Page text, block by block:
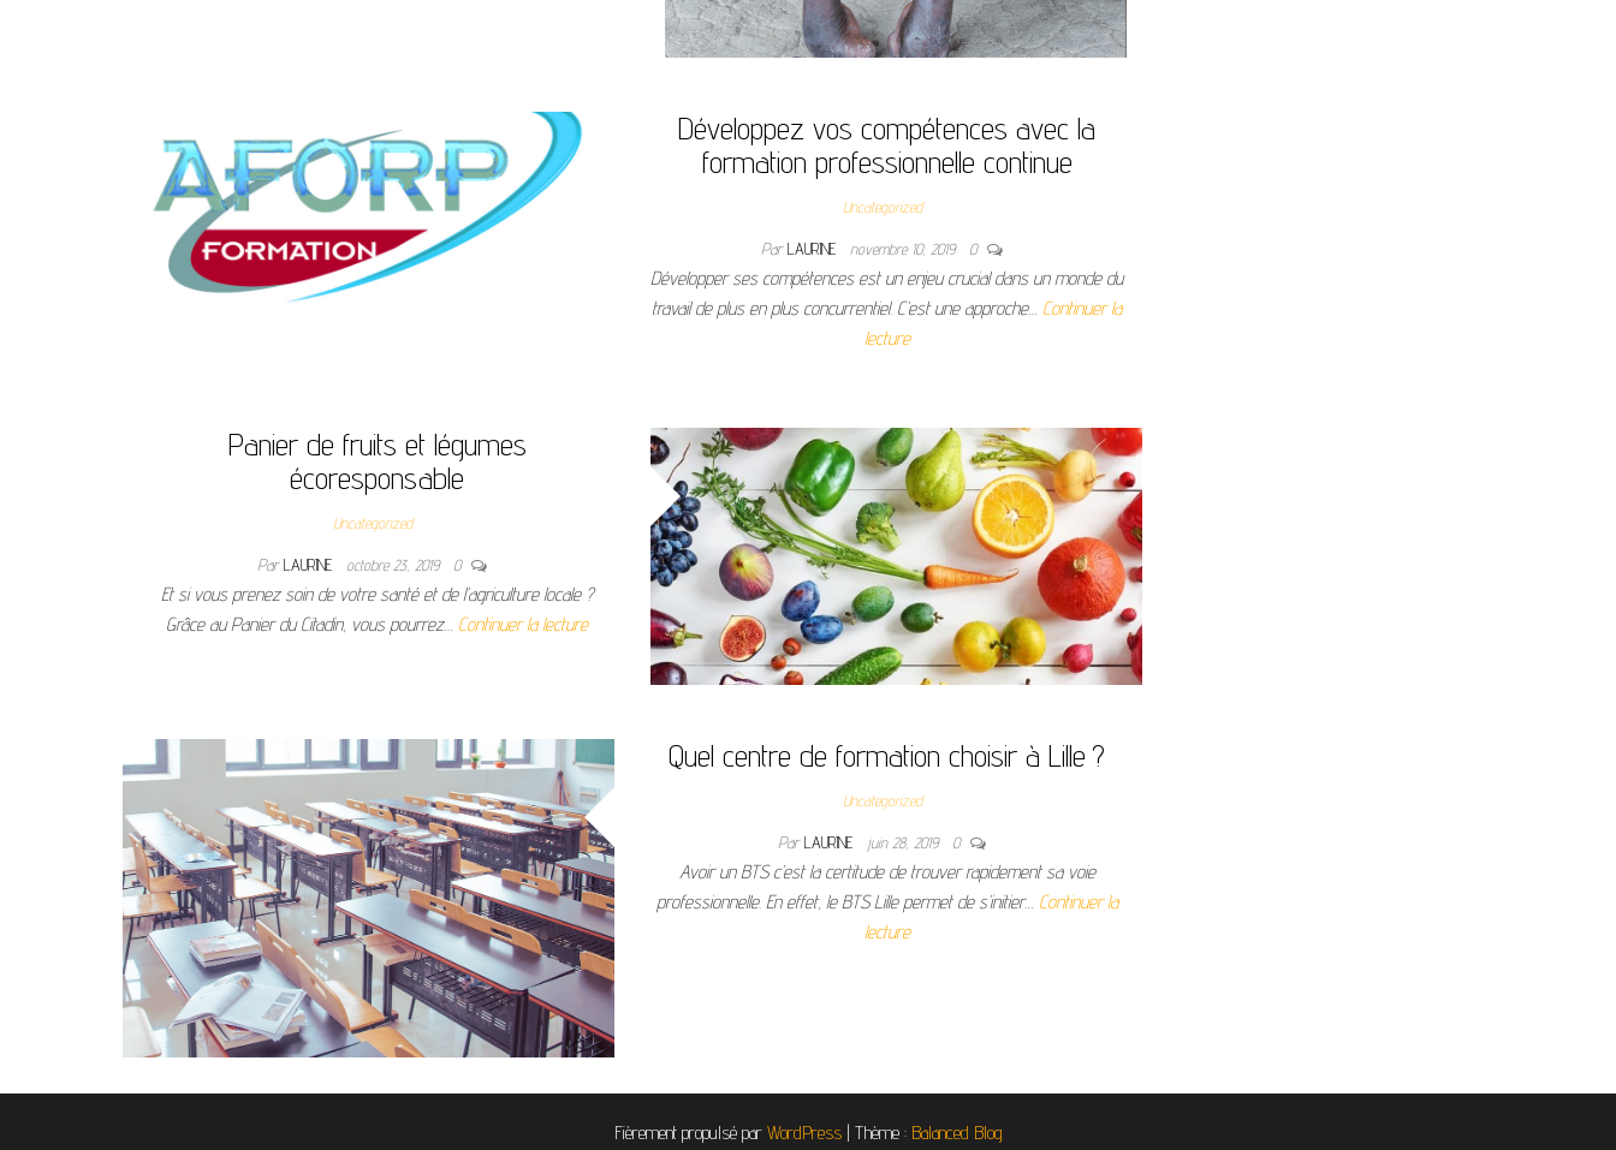
Développez vos compétences avec la
formation professionnelle continue
Uncategorized
ParLAURINE novembre 10, 2019 0
Développer ses compétences est un enjeu crucial dans un monde du
travail de plus en plus concurrentiel. C’est une approche… Continuer la
lecture
Panier de fruits et légumes
écoresponsable
Uncategorized
ParLAURINE octobre 23, 2019 0
Et si vous prenez soin de votre santé et de l’agriculture locale ?
Grâce au Panier du Citadin, vous pourrez… Continuer la lecture
Quel centre de formation choisir à Lille ?
Uncategorized
ParLAURINE juin 28, 2019 0
Avoir un BTS c’est la certitude de trouver rapidement sa voie
professionnelle. En effet, le BTS Lille permet de s’initier… Continuer la
lecture
Fièrement propulsé par WordPress Thème : Balanced Blog